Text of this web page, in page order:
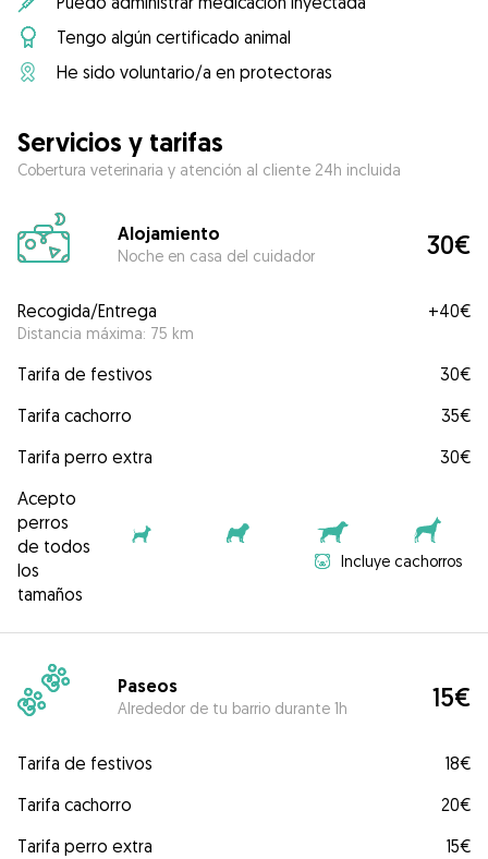
Tengo algún certificado animal
He sido voluntario/a en protectoras
Servicios y tarifas
Cobertura veterinaria y atención al cliente 24h incluida
Alojamiento
Noche en casa del cuidador 30€
Recogida/Entrega
Distancia máxima: 75 km
+40€
Tarifa de festivos
30€
Tarifa cachorro
35€
Tarifa perro extra
30€
Acepto
perros
de todos
los
tamaños
Incluye cachorros
Paseos
Alrededor de tu barrio durante 1h 15€
Tarifa de festivos
18€
Tarifa cachorro
20€
Tarifa perro extra
15€